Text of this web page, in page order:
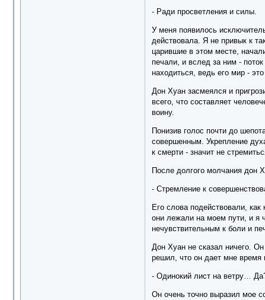
- Ради просветления и силы.
У меня появилось
действовала. Я не привык к
царившие в этом месте,
печали, и вслед за ним -
находиться, ведь его мир -
Дон Хуан засмеялся и
всего, что составляет
воину.
Понизив голос почти до
совершенным. Укрепление
к смерти - значит не
После долгого молчания дон
- Стремление к
Его слова подействовали,
они лежали на моем пути, и я
нечувствительным к боли и
Дон Хуан не сказал ничего.
решил, что он дает мне время
- Одинокий лист на ветру…
Он очень точно выразил мое